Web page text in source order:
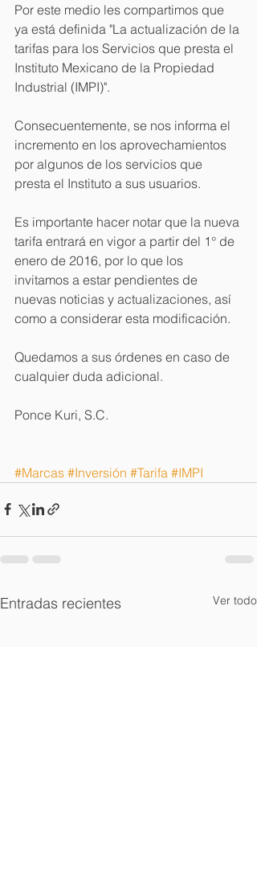
Por este medio les compartimos que
ya está definida "La actualización de la
tarifas para los Servicios que presta el
Instituto Mexicano de la Propiedad
Industrial (IMPI)".
Consecuentemente, se nos informa el
incremento en los aprovechamientos
por algunos de los servicios que
presta el Instituto a sus usuarios.
Es importante hacer notar que la nueva
tarifa entrará en vigor a partir del 1° de
enero de 2016, por lo que los
invitamos a estar pendientes de
nuevas noticias y actualizaciones, así
como a considerar esta modificación.
Quedamos a sus órdenes en caso de
cualquier duda adicional.
Ponce Kuri, S.C.
#Marcas #Inversión #Tarifa #IMPI
Entradas recientes Ver todo